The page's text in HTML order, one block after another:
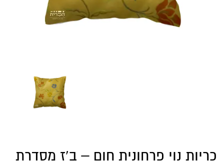
כריות נוי פרחונית חום – ב’ז מסדרת